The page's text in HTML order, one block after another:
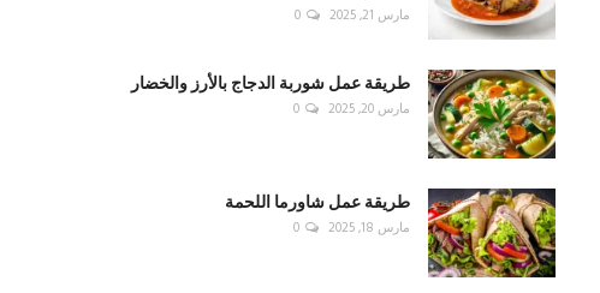
مارس 21, 2025 0
طريقة عمل شوربة الدجاج بالأرز والخضار
مارس 20, 2025 0
طريقة عمل شاورما اللحمة
مارس 18, 2025 0